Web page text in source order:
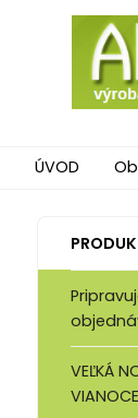
ÚVOD
VEĽKÁ